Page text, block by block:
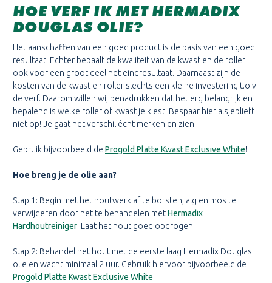
HOE VERF IK MET HERMADIX
DOUGLAS OLIE?
Het aanschaffen van een goed product is de basis van een goed
resultaat. Echter bepaalt de kwaliteit van de kwast en de roller
ook voor een groot deel het eindresultaat. Daarnaast zijn de
kosten van de kwast en roller slechts een kleine investering t.o.v.
de verf. Daarom willen wij benadrukken dat het erg belangrijk en
bepalend is welke roller of kwast je kiest. Bespaar hier alsjeblieft
niet op! Je gaat het verschil écht merken en zien.
Gebruik bijvoorbeeld de Progold Platte Kwast Exclusive White!
Hoe breng je de olie aan?
Stap 1: Begin met het houtwerk af te borsten, alg en mos te
verwijderen door het te behandelen metHermadix
Hardhoutreiniger. Laat het hout goed opdrogen.
Stap 2: Behandel het hout met de eerste laag Hermadix Douglas
olie en wacht minimaal 2 uur. Gebruik hiervoor bijvoorbeeld de
Progold Platte Kwast Exclusive White.